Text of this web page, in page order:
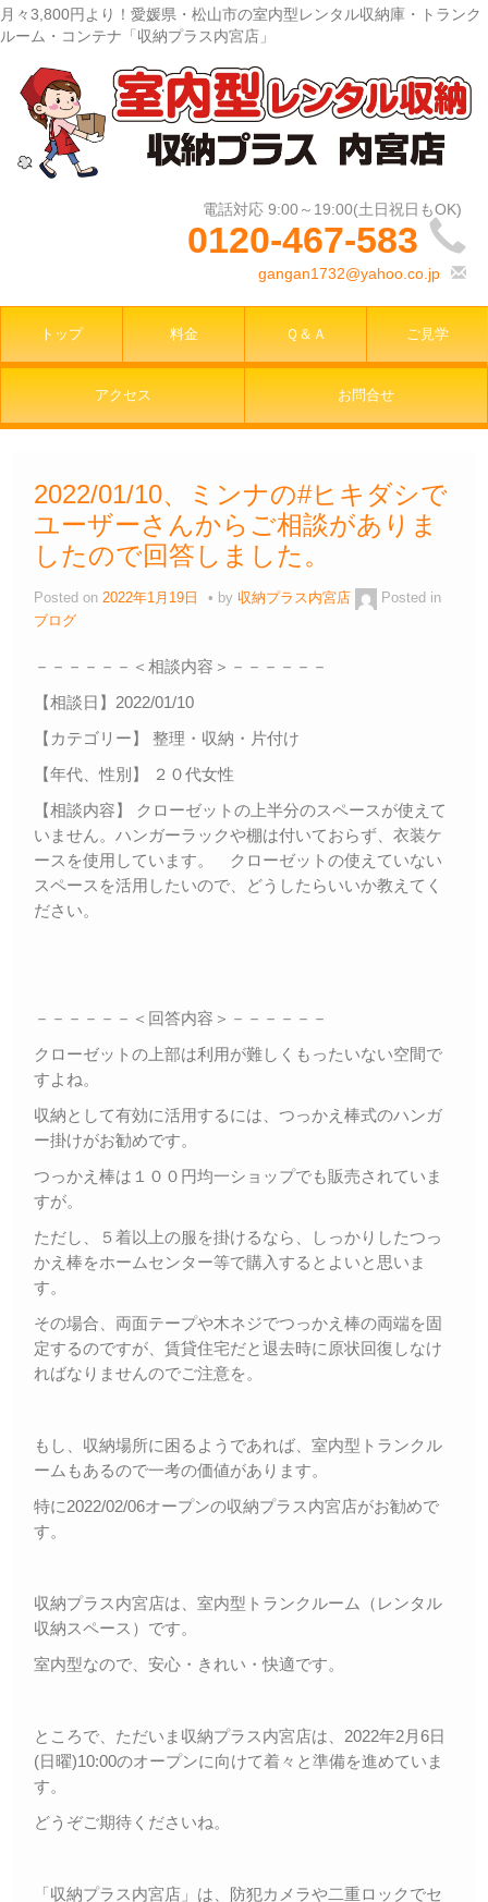
月々3,800円より！愛媛県・松山市の室内型レンタル収納庫・トランク
ルーム・コンテナ「収納プラス内宮店」
0120-467-583
gangan1732@yahoo.co.jp
トップ 料金 Ｑ＆Ａ ご見学
アクセス お問合せ
2022/01/10、ミンナの#ヒキダシで
ユーザーさんからご相談がありま
したので回答しました。
Posted on 2022年1月19日 by 収納プラス内宮店
Posted in
ブログ
－－－－－－＜相談内容＞－－－－－－
【相談日】2022/01/10
【カテゴリー】 整理・収納・片付け
【年代、性別】 ２０代女性
【相談内容】 クローゼットの上半分のスペースが使えて
いません。ハンガーラックや棚は付いておらず、衣装ケ
ースを使用しています。 クローゼットの使えていない
スペースを活用したいので、どうしたらいいか教えてく
ださい。
－－－－－－＜回答内容＞－－－－－－
クローゼットの上部は利用が難しくもったいない空間で
すよね。
収納として有効に活用するには、つっかえ棒式のハンガ
ー掛けがお勧めです。
つっかえ棒は１００円均一ショップでも販売されていま
すが。
ただし、５着以上の服を掛けるなら、しっかりしたつっ
かえ棒をホームセンター等で購入するとよいと思いま
す。
その場合、両面テープや木ネジでつっかえ棒の両端を固
定するのですが、賃貸住宅だと退去時に原状回復しなけ
ればなりませんのでご注意を。
もし、収納場所に困るようであれば、室内型トランクル
ームもあるので一考の価値があります。
特に2022/02/06オープンの収納プラス内宮店がお勧めで
す。
収納プラス内宮店は、室内型トランクルーム（レンタル
収納スペース）です。
室内型なので、安心・きれい・快適です。
ところで、ただいま収納プラス内宮店は、2022年2月6日
(日曜)10:00のオープンに向けて着々と準備を進めていま
す。
どうぞご期待くださいね。
「収納プラス内宮店」は、防犯カメラや二重ロックでセ